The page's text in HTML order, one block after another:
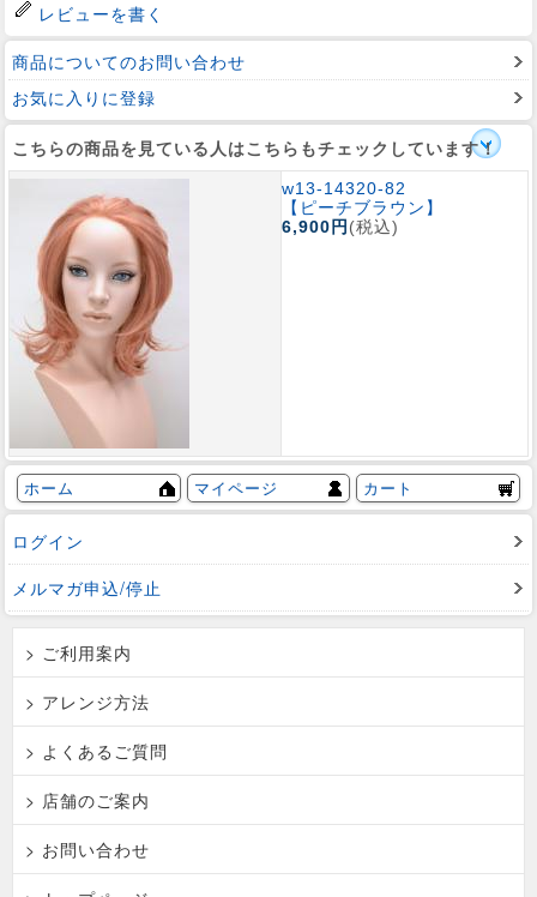
レビューを書く
商品についてのお問い合わせ
お気に入りに登録
こちらの商品を見ている人はこちらもチェックしています！
w13-14320-82
【ピーチブラウン】
6,900円(税込)
ホーム マイページ カート
ログイン
メルマガ申込/停止
> ご利用案内
> アレンジ方法
> よくあるご質問
> 店舗のご案内
> お問い合わせ